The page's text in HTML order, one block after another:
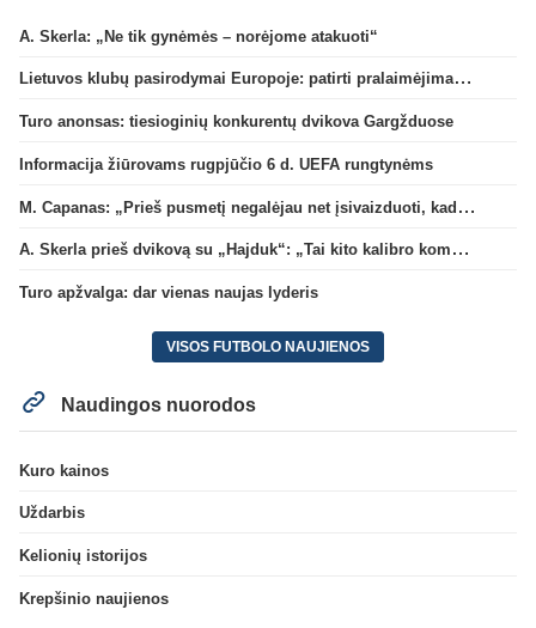
A. Skerla: „Ne tik gynėmės – norėjome atakuoti“
Lietuvos klubų pasirodymai Europoje: patirti pralaimėjimai Kroatijos atstovams
Turo anonsas: tiesioginių konkurentų dvikova Gargžduose
Informacija žiūrovams rugpjūčio 6 d. UEFA rungtynėms
M. Capanas: „Prieš pusmetį negalėjau net įsivaizduoti, kad žaisime prieš „Hajduk“
A. Skerla prieš dvikovą su „Hajduk“: „Tai kito kalibro komanda“
Turo apžvalga: dar vienas naujas lyderis
VISOS FUTBOLO NAUJIENOS
Naudingos nuorodos
Kuro kainos
Uždarbis
Kelionių istorijos
Krepšinio naujienos